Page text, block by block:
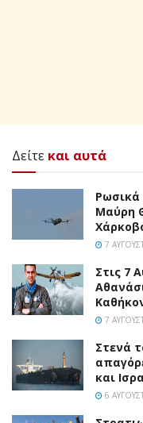
Δείτε και αυτά
Ρωσικά
Μαύρη
7
Στις 7
7
Στενά
και
6